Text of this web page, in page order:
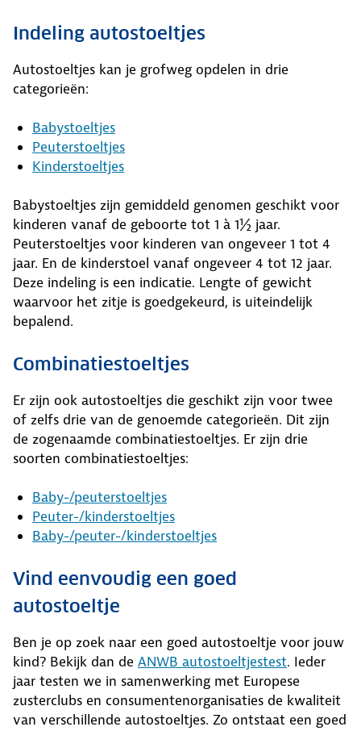
Indeling autostoeltjes
Autostoeltjes kan je grofweg opdelen in drie
categorieën:
Babystoeltjes
Peuterstoeltjes
Kinderstoeltjes
Babystoeltjes zijn gemiddeld genomen geschikt voor
kinderen vanaf de geboorte tot 1 à 1½ jaar.
Peuterstoeltjes voor kinderen van ongeveer 1 tot 4
jaar. En de kinderstoel vanaf ongeveer 4 tot 12 jaar.
Deze indeling is een indicatie. Lengte of gewicht
waarvoor het zitje is goedgekeurd, is uiteindelijk
bepalend.
Combinatiestoeltjes
Er zijn ook autostoeltjes die geschikt zijn voor twee
of zelfs drie van de genoemde categorieën. Dit zijn
de zogenaamde combinatiestoeltjes. Er zijn drie
soorten combinatiestoeltjes:
Baby-/peuterstoeltjes
Peuter-/kinderstoeltjes
Baby-/peuter-/kinderstoeltjes
Vind eenvoudig een goed
autostoeltje
Ben je op zoek naar een goed autostoeltje voor jouw
kind? Bekijk dan de ANWB autostoeltjestest. Ieder
jaar testen we in samenwerking met Europese
zusterclubs en consumentenorganisaties de kwaliteit
van verschillende autostoeltjes. Zo ontstaat een goed